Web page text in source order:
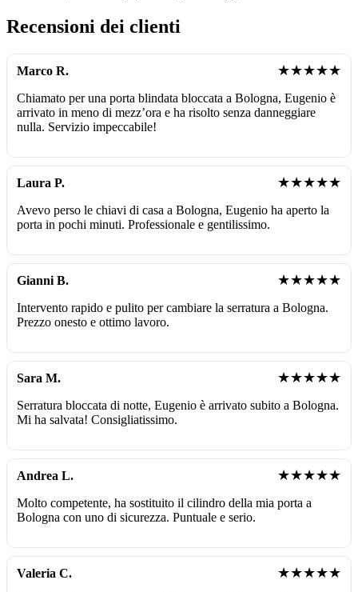
Recensioni dei clienti
Marco R. ★★★★★
Chiamato per una porta blindata bloccata a Bologna, Eugenio è
arrivato in meno di mezz’ora e ha risolto senza danneggiare
nulla. Servizio impeccabile!
Laura P. ★★★★★
Avevo perso le chiavi di casa a Bologna, Eugenio ha aperto la
porta in pochi minuti. Professionale e gentilissimo.
Gianni B. ★★★★★
Intervento rapido e pulito per cambiare la serratura a Bologna.
Prezzo onesto e ottimo lavoro.
Sara M. ★★★★★
Serratura bloccata di notte, Eugenio è arrivato subito a Bologna.
Mi ha salvata! Consigliatissimo.
Andrea L. ★★★★★
Molto competente, ha sostituito il cilindro della mia porta a
Bologna con uno di sicurezza. Puntuale e serio.
Valeria C. ★★★★★